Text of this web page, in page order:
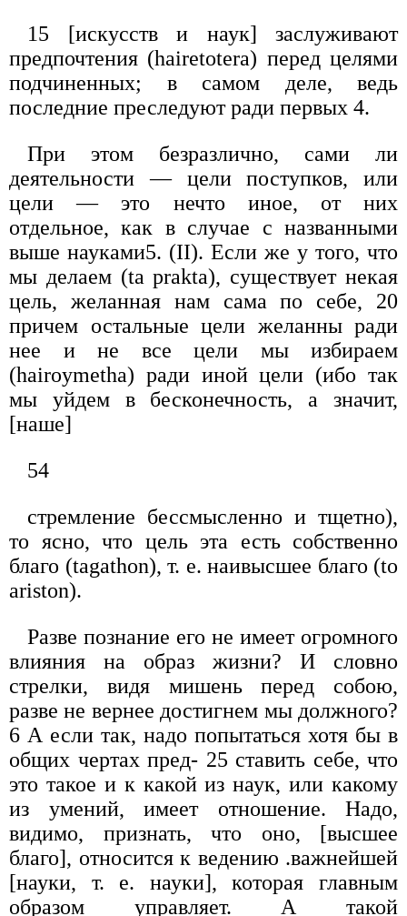
15 [искусств и наук] заслуживают
предпочтения (hairetotera) перед целями
подчиненных; в самом деле, ведь
последние преследуют ради первых 4.
При этом безразлично, сами ли
деятельности — цели поступков, или
цели — это нечто иное, от них
отдельное, как в случае с названными
выше науками5. (II). Если же у того, что
мы делаем (ta prakta), существует некая
цель, желанная нам сама по себе, 20
причем остальные цели желанны ради
нее и не все цели мы избираем
(hairoymetha) ради иной цели (ибо так
мы уйдем в бесконечность, а значит,
[наше]
54
стремление бессмысленно и тщетно),
то ясно, что цель эта есть собственно
благо (tagathon), т. е. наивысшее благо (to
ariston).
Разве познание его не имеет огромного
влияния на образ жизни? И словно
стрелки, видя мишень перед собою,
разве не вернее достигнем мы должного?
6 А если так, надо попытаться хотя бы в
общих чертах пред- 25 ставить себе, что
это такое и к какой из наук, или какому
из умений, имеет отношение. Надо,
видимо, признать, что оно, [высшее
благо], относится к ведению .важнейшей
[науки, т. е. науки], которая главным
образом управляет. А такой